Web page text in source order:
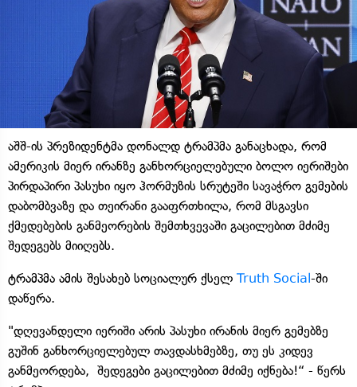
აშშ-ის პრეზიდენტმა დონალდ ტრამპმა განაცხადა, რომ
ამერიკის მიერ ირანზე განხორციელებული ბოლო იერიშები
პირდაპირი პასუხი იყო ჰორმუზის სრუტეში სავაჭრო გემების
დაბომბვაზე და თეირანი გააფრთხილა, რომ მსგავსი
ქმედებების განმეორების შემთხვევაში გაცილებით მძიმე
შედეგებს მიიღებს.
ტრამპმა ამის შესახებ სოციალურ ქსელ Truth Social-ში
დაწერა.
"დღევანდელი იერიში არის პასუხი ირანის მიერ გემებზე
გუშინ განხორციელებულ თავდასხმებზე, თუ ეს კიდევ
განმეორდება, შედეგები გაცილებით მძიმე იქნება!“ - წერს